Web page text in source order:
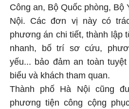
Công an, Bộ Quốc phòng, Bộ
Nội. Các đơn vị này có
phương án chi tiết, thành lập
nhanh, bố trí sơ cứu,
yếu... bảo đảm an toàn
biểu và khách tham quan.
Thành phố Hà Nội cũng
phương tiện công cộng